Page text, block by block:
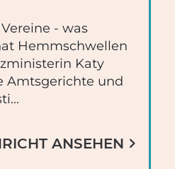
- was
Hemmschwellen
Katy
Amtsgerichte und
ANSEHEN